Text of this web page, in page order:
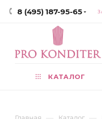
8 (495) 187-95-65
КАТАЛОГ